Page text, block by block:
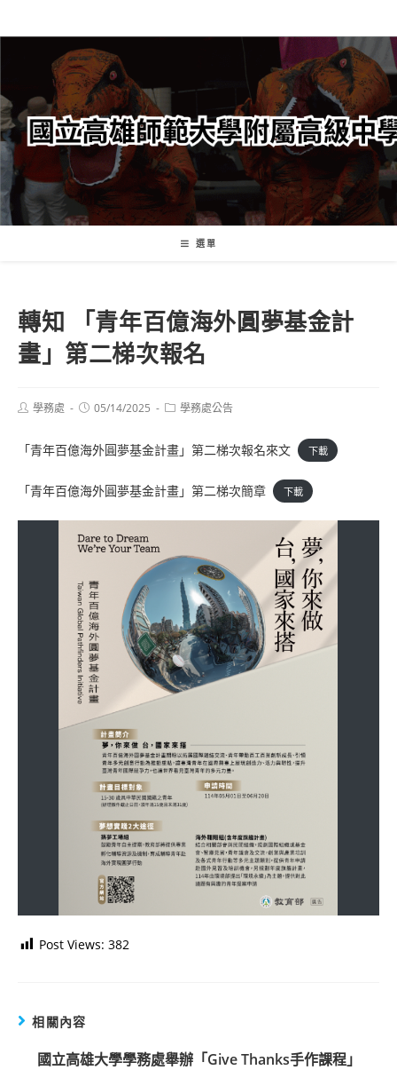
轉
要
內
容
選單
轉知 「青年百億海外圓夢基金計
畫」第二梯次報名
Post學務處
Post05/14/2025
Post學務處公告
「青年百億海外圓夢基金計畫」第二梯次報名來文 下載
「青年百億海外圓夢基金計畫」第二梯次簡章 下載
Post Views: 382
相關內容
國立高雄大學學務處舉辦「Give Thanks手作課程」